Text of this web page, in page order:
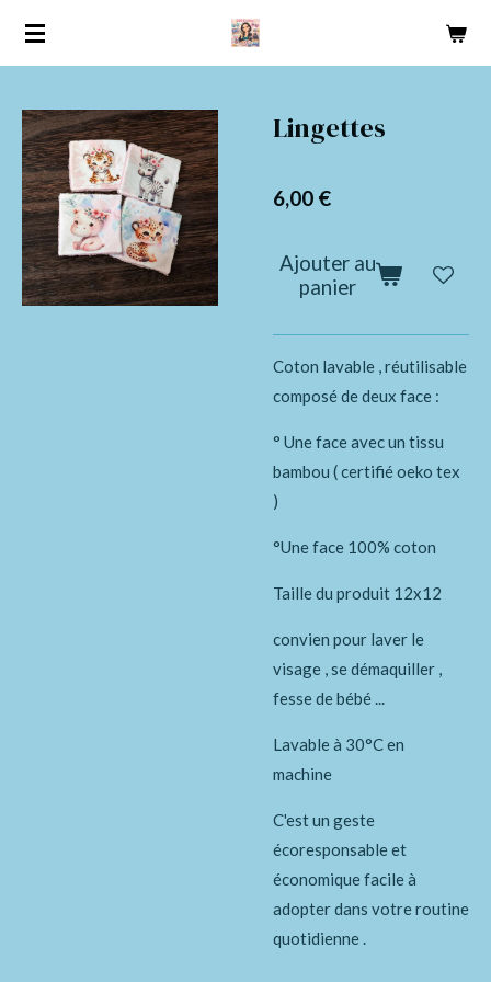
Passer
principal
Lingettes
6,00 €
Ajouter au
panier
Coton lavable , réutilisable
composé de deux face :
° Une face avec un tissu
bambou ( certifié oeko tex
)
°Une face 100% coton
Taille du produit 12x12
convien pour laver le
visage , se démaquiller ,
fesse de bébé ...
Lavable à 30°C en
machine
C'est un geste
écoresponsable et
économique facile à
adopter dans votre routine
quotidienne .